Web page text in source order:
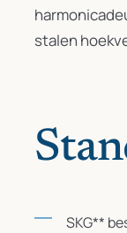
stalen
SKG**